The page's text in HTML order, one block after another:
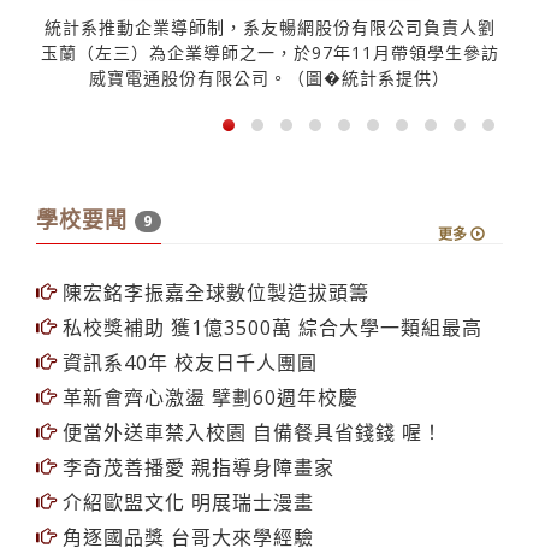
統計系推動企業導師制，系友暢網股份有限公司負責人劉
玉蘭（左三）為企業導師之一，於97年11月帶領學生參訪
威寶電通股份有限公司。（圖�統計系提供）
學校要聞 9
更多
陳宏銘李振嘉全球數位製造拔頭籌
私校獎補助 獲1億3500萬 綜合大學一類組最高
資訊系40年 校友日千人團圓
革新會齊心激盪 擘劃60週年校慶
便當外送車禁入校園 自備餐具省錢錢 喔！
李奇茂善播愛 親指導身障畫家
介紹歐盟文化 明展瑞士漫畫
角逐國品獎 台哥大來學經驗